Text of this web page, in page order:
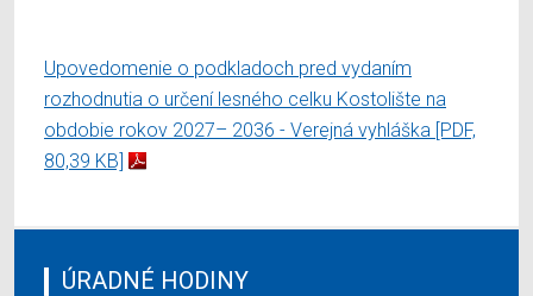
Upovedomenie o podkladoch pred vydaním
rozhodnutia o určení lesného celku Kostolište na
obdobie rokov 2027– 2036 - Verejná vyhláška [PDF,
80,39 KB]
ÚRADNÉ HODINY